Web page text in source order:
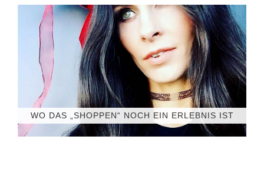
WO DAS „SHOPPEN“ NOCH EIN ERLEBNIS IST